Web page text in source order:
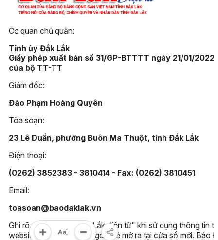
Cơ quan chủ quản:
Tỉnh ủy Đắk Lắk
Giấy phép xuất bản số 31/GP-BTTTT ngày 21/01/2022
của bộ TT-TT
Giám đốc:
Đào Phạm Hoàng Quyên
Tòa soạn:
23 Lê Duẩn, phường Buôn Ma Thuột, tỉnh Đắk Lắk
Điện thoại:
(0262) 3852383 - 3810414 - Fax: (0262) 3810451
Email:
toasoan@baodaklak.vn
Ghi rõ nguồn "Báo Đắk Lắk điện tử" khi sử dụng thông tin
website này. Các trang ngoài sẽ mở ra tại cửa sổ mới. Báo